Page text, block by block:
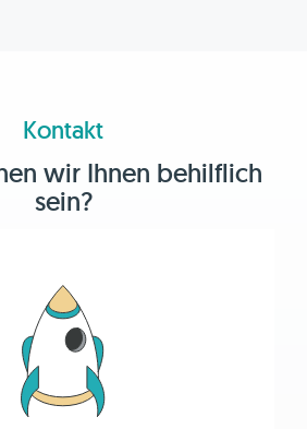
Kontakt
wir Ihnen behilflich
sein?